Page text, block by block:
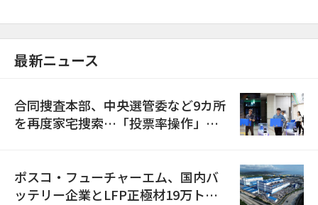
最新ニュース
合同捜査本部、中央選管委など9カ所
を再度家宅捜索…「投票率操作」の
ポスコ・フューチャーエム、国内バ
ッテリー企業とLFP正極材19万トン